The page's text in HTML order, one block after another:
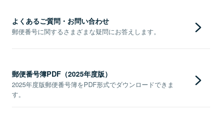
よくあるご質問・お問い合わせ
郵便番号に関するさまざまな疑問にお答えします。
郵便番号簿PDF（2025年度版）
2025年度版郵便番号簿をPDF形式でダウンロードできま
す。